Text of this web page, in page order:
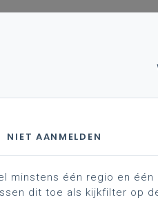
NIET AANMELDEN
minstens één regio en één
dit toe als kijkfilter op